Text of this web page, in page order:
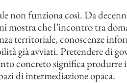
non funziona così. Da
mostra che l’incontro tra
territoriale, conoscenze
già avviati. Pretendere di
concreto significa produrre
di intermediazione opaca.